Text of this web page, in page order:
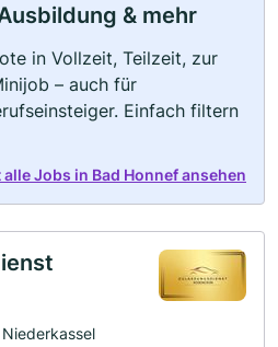
& mehr
in Vollzeit, Teilzeit, zur
– auch für
Einfach filtern
Jobs in Bad Honnef ansehen